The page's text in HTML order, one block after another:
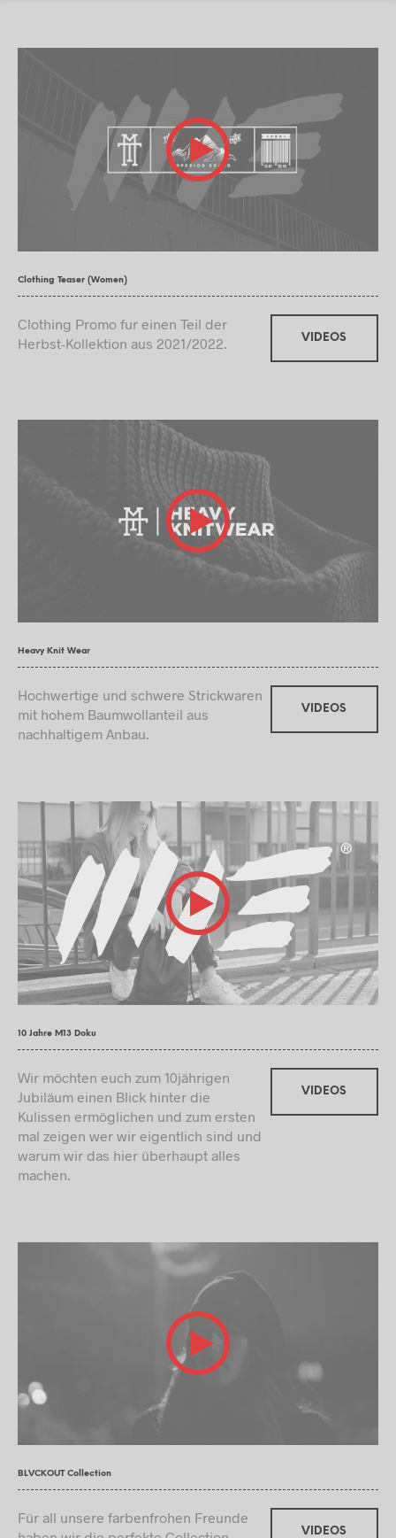
Clothing Teaser (Women)
Clothing Promo fur einen Teil der
Herbst-Kollektion aus 2021/2022.
VIDEOS
Heavy Knit Wear
Hochwertige und schwere Strickwaren
mit hohem Baumwollanteil aus
nachhaltigem Anbau.
VIDEOS
10 Jahre M13 Doku
Wir möchten euch zum 10jährigen
Jubiläum einen Blick hinter die
Kulissen ermöglichen und zum ersten
mal zeigen wer wir eigentlich sind und
warum wir das hier überhaupt alles
machen.
VIDEOS
BLVCKOUT Collection
Für all unsere farbenfrohen Freunde
VIDEOS